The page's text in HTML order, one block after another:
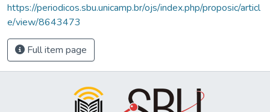
https://periodicos.sbu.unicamp.br/ojs/index.php/proposic/articl
e/view/8643473
Full item page